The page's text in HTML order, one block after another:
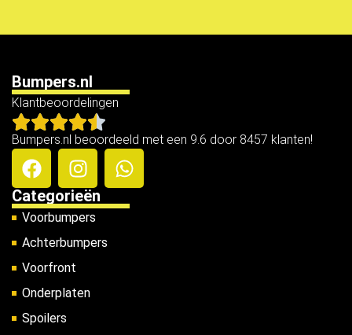
Bumpers.nl
Klantbeoordelingen
Bumpers.nl beoordeeld met een 9.6 door 8457 klanten!
Categorieën
Voorbumpers
Achterbumpers
Voorfront
Onderplaten
Spoilers